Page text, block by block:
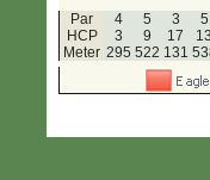
Par
4 5 3 5
HCP
3 9 17 13
Meter 295 522 131